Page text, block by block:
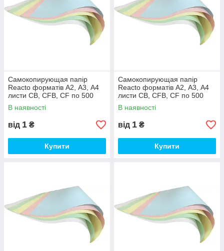
Самокопирующая папір
Reacto форматів А2, А3, А4
листи CB, CFB, CF по 500
аркушів CFB, А2 (43х61 см),
Білий
В наявності
від 1 ₴
Купити
Самокопирующая папір
Reacto форматів А2, А3, А4
листи CB, CFB, CF по 500
аркушів CFB, А3 (30,50х43
см), Жовтий
В наявності
від 1 ₴
Купити